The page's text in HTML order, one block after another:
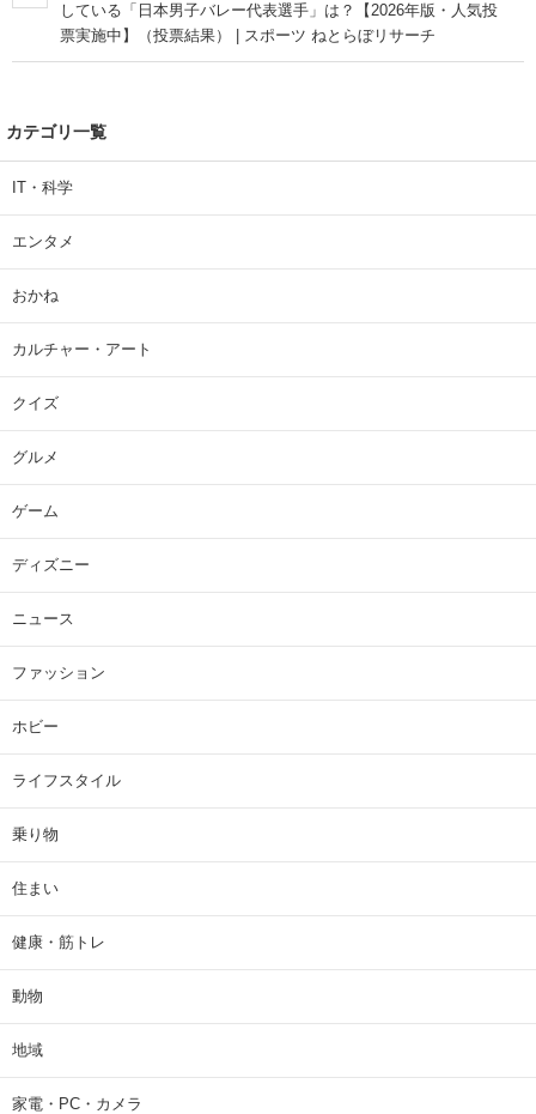
している「日本男子バレー代表選手」は？【2026年版・人気投
票実施中】（投票結果） | スポーツ ねとらぼリサーチ
カテゴリ一覧
IT・科学
エンタメ
おかね
カルチャー・アート
クイズ
グルメ
ゲーム
ディズニー
ニュース
ファッション
ホビー
ライフスタイル
乗り物
住まい
健康・筋トレ
動物
地域
家電・PC・カメラ